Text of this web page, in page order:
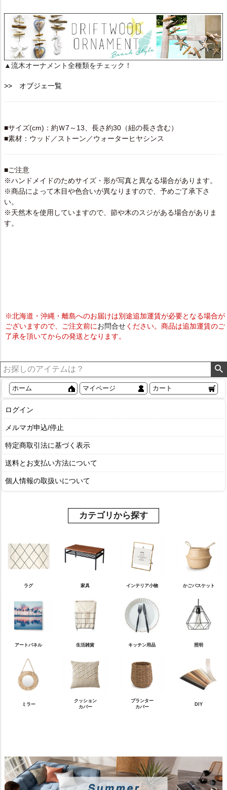
▲流木オーナメント全種類をチェック！
>> オブジェ一覧
■サイズ(cm)：約Ｗ7～13、長さ約30（紐の長さ含む）
■素材：ウッド／ストーン／ウォーターヒヤシンス
■ご注意
※ハンドメイドのためサイズ・形が写真と異なる場合があります。
※商品によって木目や色合いが異なりますので、予めご了承下さ
い。
※天然木を使用していますので、節や木のスジがある場合がありま
す。
※北海道・沖縄・離島へのお届けは別途追加運賃が必要となる場合が
ございますので、ご注文前にお問合せください。商品は追加運賃のご
了承を頂いてからの発送となります。
ホーム マイページ カート
ログイン
メルマガ申込/停止
特定商取引法に基づく表示
送料とお支払い方法について
個人情報の取扱いについて
カテゴリから探す
ラグ 家具 インテリア小物 かごバスケット
アートパネル 生活雑貨 キッチン用品 照明
ミラー
クッション
カバー
プランター
カバー
DIY